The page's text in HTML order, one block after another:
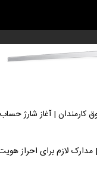
بحساب حقوق کارمندان | آغاز شارژ حساب
مدارک لازم برای احراز